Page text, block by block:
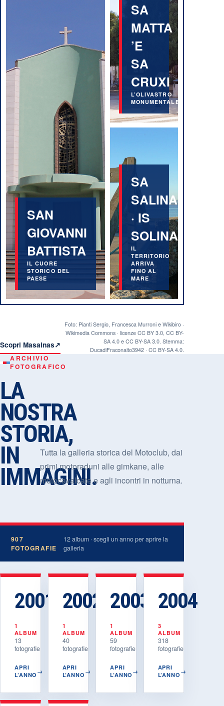
SAN
GIOVANNI
BATTISTA
IL CUORE
STORICO DEL
PAESE
SA
MATTA
’E
SA
CRUXI
L’OLIVASTRO
MONUMENTALE
SA
SALINA
· IS
SOLINAS
IL
TERRITORIO
ARRIVA
FINO AL
MARE
Scopri Masainas↗
Foto: Pianti Sergio, Francesca Murroni e Wikibiro ·
Wikimedia Commons · licenze CC BY 3.0, CC BY-
SA 4.0 e CC BY-SA 3.0. Stemma:
DucadiFraconalto3942 · CC BY-SA 4.0.
ARCHIVIO
FOTOGRAFICO
LA
NOSTRA
STORIA,
IN
IMMAGINI.
Tutta la galleria storica del Motoclub, dai
primi motoraduni alle gimkane, alle
motocavalcate e agli incontri in notturna.
907
FOTOGRAFIE
12album · scegli un anno per aprire la
galleria
2001
1
ALBUM
13
fotografie
APRI
L’ANNO →
2002
1
ALBUM
40
fotografie
APRI
L’ANNO →
2003
1
ALBUM
59
fotografie
APRI
L’ANNO →
2004
3
ALBUM
318
fotografie
APRI
L’ANNO →